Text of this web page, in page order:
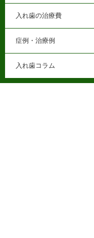
入れ歯の治療費
症例・治療例
入れ歯コラム